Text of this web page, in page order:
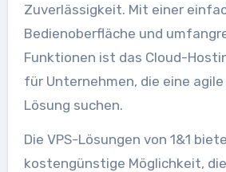
Zuverlässigkeit. Mit einer
Bedienoberfläche und
Funktionen ist das Cloud-
für Unternehmen, die eine
Lösung suchen.
Die VPS-Lösungen von 1&1
kostengünstige Möglichkeit,